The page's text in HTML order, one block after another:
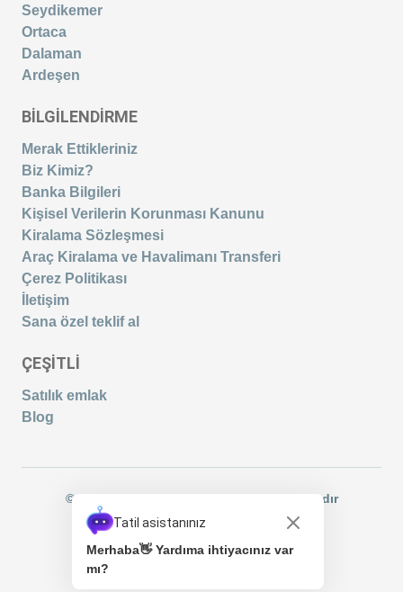
Tatil asistanınız
Merhaba👋 Yardıma ihtiyacınız var
mı?
Seydikemer
Ortaca
Dalaman
Ardeşen
BİLGİLENDİRME
Merak Ettikleriniz
Biz Kimiz?
Banka Bilgileri
Kişisel Verilerin Korunması Kanunu
Kiralama Sözleşmesi
Araç Kiralama ve Havalimanı Transferi
Çerez Politikası
İletişim
Sana özel teklif al
ÇEŞİTLİ
Satılık emlak
Blog
© Villaevreni.com - 2021 Tüm Hakları Saklıdır